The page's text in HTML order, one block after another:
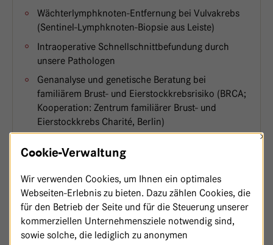
Wächterlymphknoten-Entfernung bei Vulvakrebs
(Sentinel-Lymphknoten-Biopsie aus Leiste)
Intraoperative Schnellschnittbefundung durch
unsere Pathologen
Genanalyse und genetische Beratung bei
familiärem Brust- und Eierstockkrebsrisiko (BRCA;
Kooperation: Zentrum familiärer Brust- und
Eierstockkrebs Charité, Berlin)
Analysen zur Therapiefestlegung und bei
Erkrankungen neben Brust- und Eierstockkrebs,
z.B. dem hereditären non-polypösen colorectalen
Carcinom (HNPCC, Lynch-Syndrom)
Mikrovaskuläre Lymphknotentransplantation bei
Cookie-Verwaltung
×
Wir verwenden Cookies, um Ihnen ein optimales
Webseiten-Erlebnis zu bieten. Dazu zählen Cookies, die
für den Betrieb der Seite und für die Steuerung unserer
kommerziellen Unternehmensziele notwendig sind,
sowie solche, die lediglich zu anonymen